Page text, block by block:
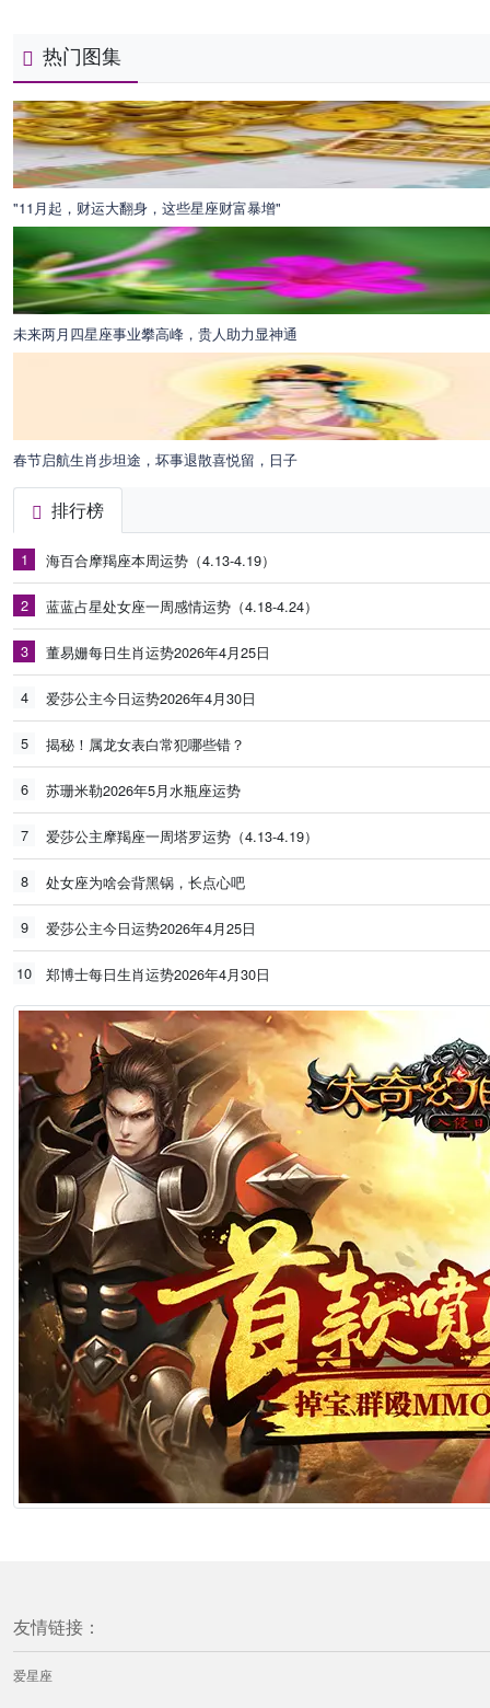
热门图集
"11月起，财运大翻身，这些星座财富暴增"
未来两月四星座事业攀高峰，贵人助力显神通
春节启航生肖步坦途，坏事退散喜悦留，日子
排行榜
1 海百合摩羯座本周运势（4.13-4.19）
2 蓝蓝占星处女座一周感情运势（4.18-4.24）
3 董易姗每日生肖运势2026年4月25日
4 爱莎公主今日运势2026年4月30日
5 揭秘！属龙女表白常犯哪些错？
6 苏珊米勒2026年5月水瓶座运势
7 爱莎公主摩羯座一周塔罗运势（4.13-4.19）
8 处女座为啥会背黑锅，长点心吧
9 爱莎公主今日运势2026年4月25日
10 郑博士每日生肖运势2026年4月30日
友情链接：
爱星座